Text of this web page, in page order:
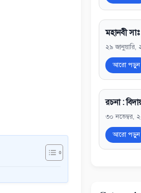
মহানবী
২৯ জানুয়ারি,
আরো পড়ুন
রচনা :
৩০ নভেম্বর,
আরো পড়ুন